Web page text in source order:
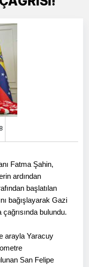
Fatma Şahin,
ardından
başlatılan
bağışlayarak Gazi
bulundu.
arayla Yaracuy
San Felipe